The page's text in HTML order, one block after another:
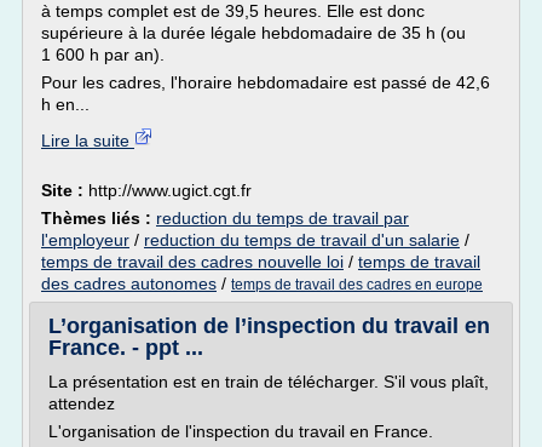
à temps complet est de 39,5 heures. Elle est donc
supérieure à la durée légale hebdomadaire de 35 h (ou
1 600 h par an).
Pour les cadres, l'horaire hebdomadaire est passé de 42,6
h en...
Lire la suite
Site : http://www.ugict.cgt.fr
Thèmes liés : reduction du temps de travail par
l'employeur / reduction du temps de travail d'un salarie /
temps de travail des cadres nouvelle loi / temps de travail
des cadres autonomes / temps de travail des cadres en europe
L’organisation de l’inspection du travail en
France. - ppt ...
La présentation est en train de télécharger. S'il vous plaît,
attendez
L'organisation de l'inspection du travail en France.